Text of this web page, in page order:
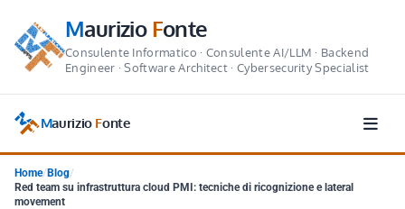
MaurizioFonte
Consulente Informatico · Consulente AI/LLM · Backend
Engineer · Software Architect · Cybersecurity Specialist
Maurizio Fonte
Home/ Blog/
Red team su infrastruttura cloud PMI: tecniche di ricognizione e lateral
movement